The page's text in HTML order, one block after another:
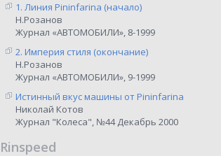
1. Линия Pininfarina (начало)
Н.Розанов
Журнал «АВТОМОБИЛИ», 8-1999
2. Империя стиля (окончание)
Н.Розанов
Журнал «АВТОМОБИЛИ», 9-1999
Истинный вкус машины от Pininfarina
Николай Котов
Журнал "Колеса", №44 Декабрь 2000
Rinspeed